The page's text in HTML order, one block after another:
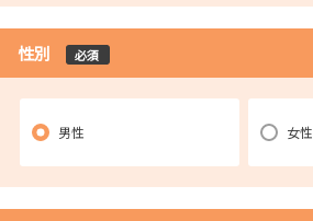
性別 必須
男性 女性